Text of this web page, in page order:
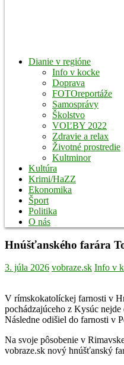
Dianie v regióne
Info v kocke
Doprava
FOTOreportáže
Samosprávy
Školstvo
VOĽBY 2022
Zdravie a relax
Životné prostredie
Kultminor
Kultúra
Krimi/HaZZ
Ekonomika
Šport
Politika
O nás
Hnúšťanského farára
3. júla 2026 vobraze.sk Info v
V rímskokatolíckej farnosti v
pochádzajúceho z Kysúc
Následne odišiel do farnosti v
Na svoje pôsobenie v
vobraze.sk nový hnúšťanský